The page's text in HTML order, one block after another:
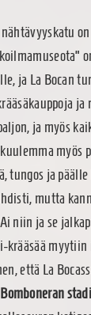
ja La Bocan
ja myös
myös
tungos ja
mutta
niin ja se
krääsää
että La